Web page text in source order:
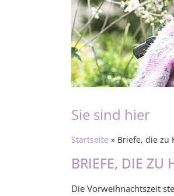
Sie sind hier
Startseite » Briefe, die zu
BRIEFE, DIE ZU
Die Vorweihnachtszeit